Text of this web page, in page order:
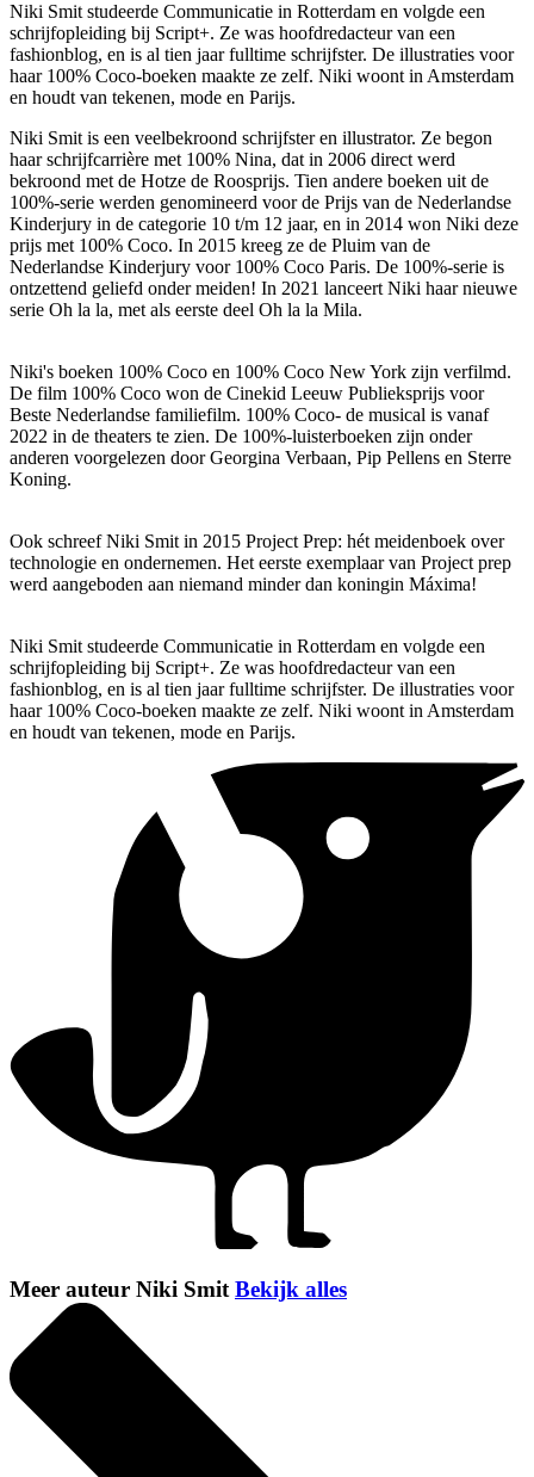
Niki Smit studeerde Communicatie in Rotterdam en volgde een
schrijfopleiding bij Script+. Ze was hoofdredacteur van een
fashionblog, en is al tien jaar fulltime schrijfster. De illustraties voor
haar 100% Coco-boeken maakte ze zelf. Niki woont in Amsterdam
en houdt van tekenen, mode en Parijs.
Niki Smit is een veelbekroond schrijfster en illustrator. Ze begon
haar schrijfcarrière met 100% Nina, dat in 2006 direct werd
bekroond met de Hotze de Roosprijs. Tien andere boeken uit de
100%-serie werden genomineerd voor de Prijs van de Nederlandse
Kinderjury in de categorie 10 t/m 12 jaar, en in 2014 won Niki deze
prijs met 100% Coco. In 2015 kreeg ze de Pluim van de
Nederlandse Kinderjury voor 100% Coco Paris. De 100%-serie is
ontzettend geliefd onder meiden! In 2021 lanceert Niki haar nieuwe
serie Oh la la, met als eerste deel Oh la la Mila.
Niki's boeken 100% Coco en 100% Coco New York zijn verfilmd.
De film 100% Coco won de Cinekid Leeuw Publieksprijs voor
Beste Nederlandse familiefilm. 100% Coco- de musical is vanaf
2022 in de theaters te zien. De 100%-luisterboeken zijn onder
anderen voorgelezen door Georgina Verbaan, Pip Pellens en Sterre
Koning.
Ook schreef Niki Smit in 2015 Project Prep: hét meidenboek over
technologie en ondernemen. Het eerste exemplaar van Project prep
werd aangeboden aan niemand minder dan koningin Máxima!
Niki Smit studeerde Communicatie in Rotterdam en volgde een
schrijfopleiding bij Script+. Ze was hoofdredacteur van een
fashionblog, en is al tien jaar fulltime schrijfster. De illustraties voor
haar 100% Coco-boeken maakte ze zelf. Niki woont in Amsterdam
en houdt van tekenen, mode en Parijs.
Meer auteur Niki Smit Bekijk alles